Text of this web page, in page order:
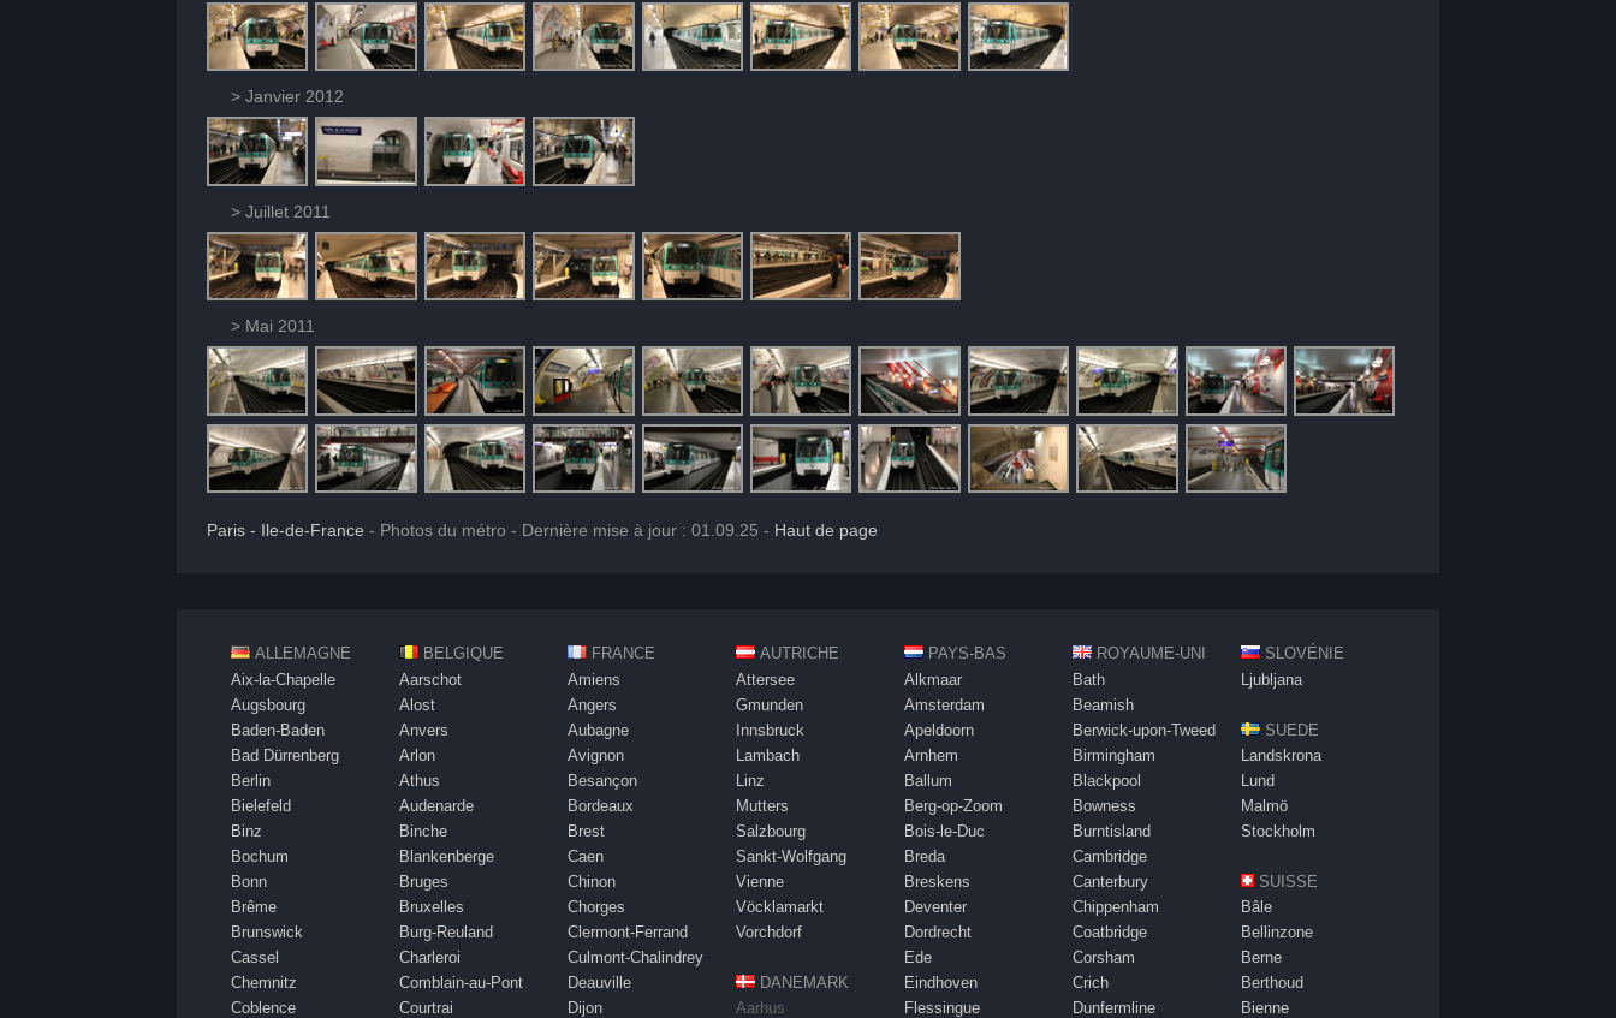
> Janvier 2012
> Juillet 2011
> Mai 2011
Paris - Ile-de-France - Photos du métro - Dernière mise à jour : 01.09.25 - Haut de page
ALLEMAGNE
Aix-la-Chapelle
Augsbourg
Baden-Baden
Bad Dürrenberg
Berlin
Bielefeld
Binz
Bochum
Bonn
Brême
Brunswick
Cassel
Chemnitz
Coblence
BELGIQUE
Aarschot
Alost
Anvers
Arlon
Athus
Audenarde
Binche
Blankenberge
Bruges
Bruxelles
Burg-Reuland
Charleroi
Comblain-au-Pont
Courtrai
FRANCE
Amiens
Angers
Aubagne
Avignon
Besançon
Bordeaux
Brest
Caen
Chinon
Chorges
Clermont-Ferrand
Culmont-Chalindrey
Deauville
Dijon
AUTRICHE
Attersee
Gmunden
Innsbruck
Lambach
Linz
Mutters
Salzbourg
Sankt-Wolfgang
Vienne
Vöcklamarkt
Vorchdorf
DANEMARK
Aarhus
PAYS-BAS
Alkmaar
Amsterdam
Apeldoorn
Arnhem
Ballum
Berg-op-Zoom
Bois-le-Duc
Breda
Breskens
Deventer
Dordrecht
Ede
Eindhoven
Flessingue
ROYAUME-UNI
Bath
Beamish
Berwick-upon-Tweed
Birmingham
Blackpool
Bowness
Burntisland
Cambridge
Canterbury
Chippenham
Coatbridge
Corsham
Crich
Dunfermline
SLOVÉNIE
Ljubljana
SUEDE
Landskrona
Lund
Malmö
Stockholm
SUISSE
Bâle
Bellinzone
Berne
Berthoud
Bienne